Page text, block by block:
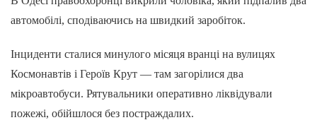
автомобілі, сподіваючись на швидкий заробіток.
Інциденти сталися минулого місяця вранці на вулицях
Космонавтів і Героїв Крут — там загорілися два
мікроавтобуси. Рятувальники оперативно ліквідували
пожежі, обійшлося без постраждалих.